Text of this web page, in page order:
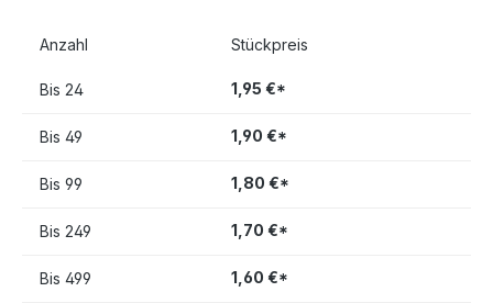
Anzahl Stückpreis
Bis 24 1,95 €*
Bis 49 1,90 €*
Bis 99 1,80 €*
Bis 249 1,70 €*
Bis 499 1,60 €*